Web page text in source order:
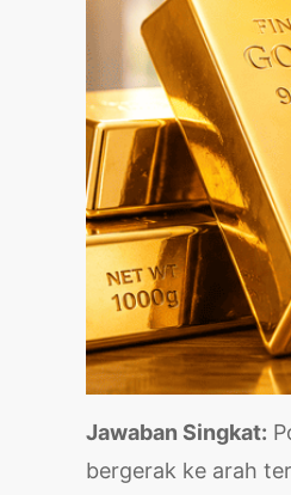
Jawaban Singkat:
bergerak ke arah